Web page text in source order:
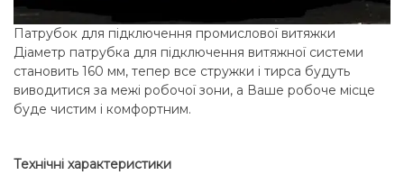
Патрубок для підключення промислової витяжки
Діаметр патрубка для підключення витяжної системи
становить 160 мм, тепер все стружки і тирса будуть
виводитися за межі робочої зони, а Ваше робоче місце
буде чистим і комфортним.
Технічні характеристики